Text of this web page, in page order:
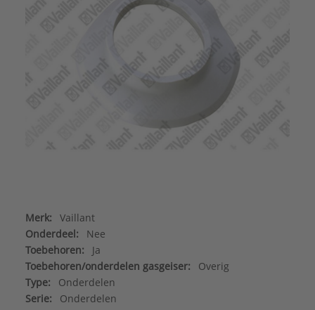
Merk:
Vaillant
Onderdeel:
Nee
Toebehoren:
Ja
Toebehoren/onderdelen gasgeiser:
Overig
Type:
Onderdelen
Serie:
Onderdelen